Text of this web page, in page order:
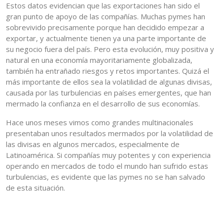
Estos datos evidencian que las exportaciones han sido el
gran punto de apoyo de las compañías. Muchas pymes han
sobrevivido precisamente porque han decidido empezar a
exportar, y actualmente tienen ya una parte importante de
su negocio fuera del país. Pero esta evolución, muy positiva y
natural en una economía mayoritariamente globalizada,
también ha entrañado riesgos y retos importantes. Quizá el
más importante de ellos sea la volatilidad de algunas divisas,
causada por las turbulencias en países emergentes, que han
mermado la confianza en el desarrollo de sus economías.
Hace unos meses vimos como grandes multinacionales
presentaban unos resultados mermados por la volatilidad de
las divisas en algunos mercados, especialmente de
Latinoamérica. Si compañías muy potentes y con experiencia
operando en mercados de todo el mundo han sufrido estas
turbulencias, es evidente que las pymes no se han salvado
de esta situación.